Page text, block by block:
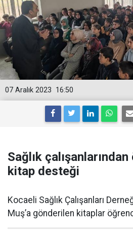
16:50
07 Aralık 2023
Sağlık
kitap desteği
Kocaeli Sağlık Çalışanları
Muş’a gönderilen kitaplar